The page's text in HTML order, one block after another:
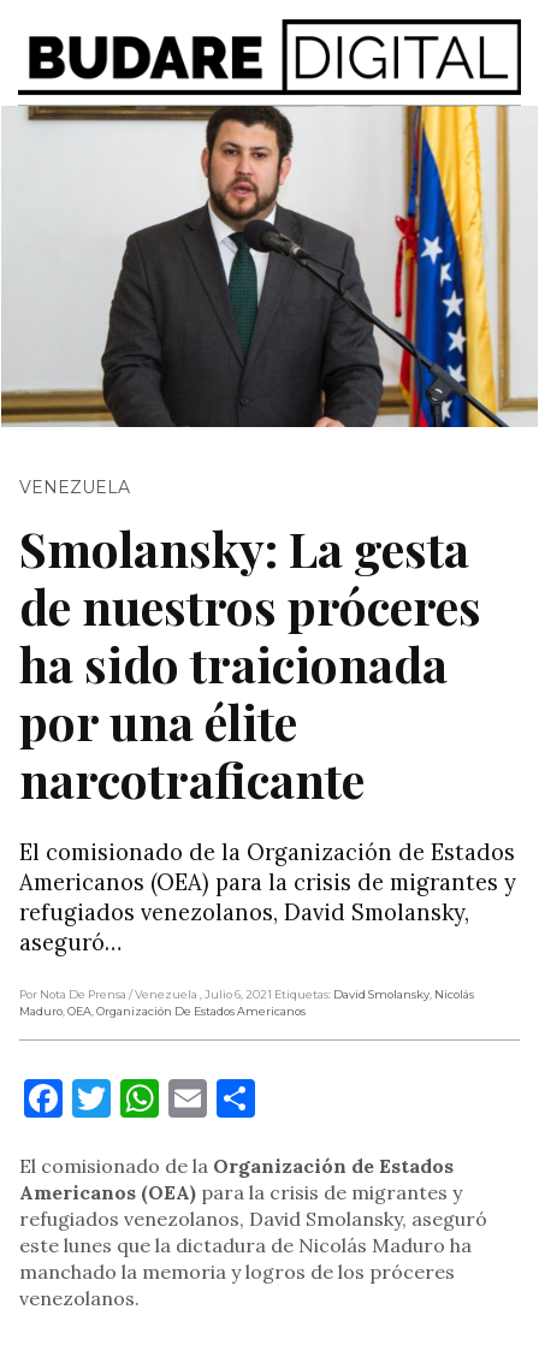
VENEZUELA
Smolansky: La gesta
de nuestros próceres
ha sido traicionada
por una élite
narcotraficante
El comisionado de la Organización de Estados
Americanos (OEA) para la crisis de migrantes y
refugiados venezolanos, David Smolansky,
aseguró…
Por Nota De Prensa / Venezuela , Julio 6, 2021 Etiquetas: David Smolansky, Nicolás
Maduro,OEA,Organización De Estados Americanos
Facebook
Twitter
WhatsApp
Email
El comisionado de la Organización de Estados
Americanos (OEA) para la crisis de migrantes y
refugiados venezolanos, David Smolansky, aseguró
este lunes que la dictadura de Nicolás Maduro ha
manchado la memoria y logros de los próceres
venezolanos.